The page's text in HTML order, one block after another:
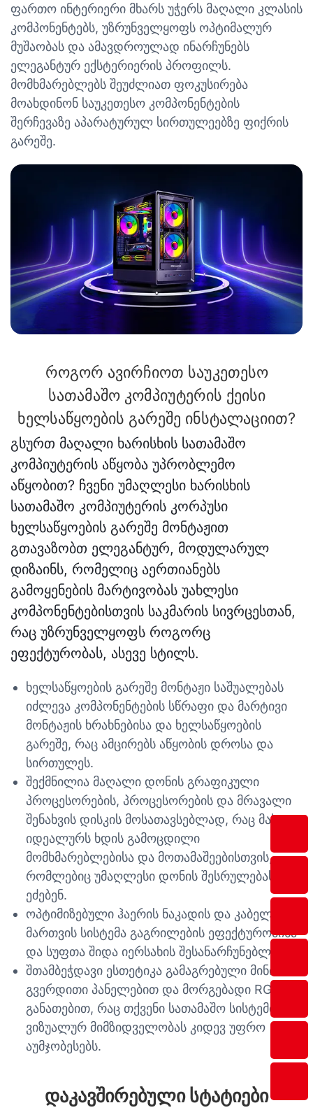
ფართო ინტერიერი მხარს უჭერს მაღალი კლასის
კომპონენტებს, უზრუნველყოფს ოპტიმალურ
მუშაობას და ამავდროულად ინარჩუნებს
ელეგანტურ ექსტერიერის პროფილს.
მომხმარებლებს შეუძლიათ ფოკუსირება
მოახდინონ საუკეთესო კომპონენტების
შერჩევაზე აპარატურულ სირთულეებზე ფიქრის
გარეშე.
როგორ ავირჩიოთ საუკეთესო
სათამაშო კომპიუტერის ქეისი
ხელსაწყოების გარეშე ინსტალაციით?
გსურთ მაღალი ხარისხის სათამაშო
კომპიუტერის აწყობა უპრობლემო
აწყობით? ჩვენი უმაღლესი ხარისხის
სათამაშო კომპიუტერის კორპუსი
ხელსაწყოების გარეშე მონტაჟით
გთავაზობთ ელეგანტურ, მოდულარულ
დიზაინს, რომელიც აერთიანებს
გამოყენების მარტივობას უახლესი
კომპონენტებისთვის საკმარის სივრცესთან,
რაც უზრუნველყოფს როგორც
ეფექტურობას, ასევე სტილს.
ხელსაწყოების გარეშე მონტაჟი საშუალებას
იძლევა კომპონენტების სწრაფი და მარტივი
მონტაჟის ხრახნებისა და ხელსაწყოების
გარეშე, რაც ამცირებს აწყობის დროსა და
სირთულეს.
შექმნილია მაღალი დონის გრაფიკული
პროცესორების, პროცესორების და მრავალი
შენახვის დისკის მოსათავსებლად, რაც მას
იდეალურს ხდის გამოცდილი
მომხმარებლებისა და მოთამაშეებისთვის,
რომლებიც უმაღლესი დონის შესრულებას
ეძებენ.
ოპტიმიზებული ჰაერის ნაკადის და კაბელების
მართვის სისტემა გაგრილების ეფექტურობისა
და სუფთა შიდა იერსახის შესანარჩუნებლად.
შთამბეჭდავი ესთეტიკა გამაგრებული მინის
გვერდითი პანელებით და მორგებადი RGB
განათებით, რაც თქვენი სათამაშო სისტემის
ვიზუალურ მიმზიდველობას კიდევ უფრო
აუმჯობესებს.
Დაკავშირებული Სტატიები